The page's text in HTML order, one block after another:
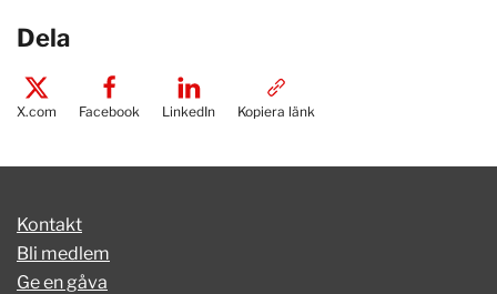
Dela
X.com Facebook LinkedIn Kopiera länk
Kontakt
Bli medlem
Ge en gåva